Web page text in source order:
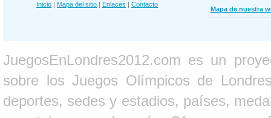
Inicio | Mapa del sitio | Enlaces | Contacto
Mapa de nuestra
JuegosEnLondres2012.com es un
sobre los Juegos Olímpicos de
deportes, sedes y estadios, países,